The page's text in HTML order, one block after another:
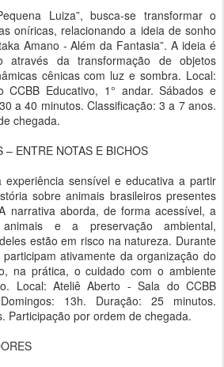
Luiza”, busca-se transformar o
oníricas, relacionando a ideia de sonho
Amano - Além da Fantasia”. A ideia é
através da transformação de objetos
cênicas com luz e sombra. Local:
Educativo, 1° andar. Sábados e
a 40 minutos. Classificação: 3 a 7 anos.
chegada.
– ENTRE NOTAS E BICHOS
experiência sensível e educativa a partir
sobre animais brasileiros presentes
narrativa aborda, de forma acessível, a
e a preservação ambiental,
estão em risco na natureza. Durante
ativamente da organização do
na prática, o cuidado com o ambiente
Local: Ateliê Aberto - Sala do CCBB
13h. Duração: 25 minutos.
Participação por ordem de chegada.